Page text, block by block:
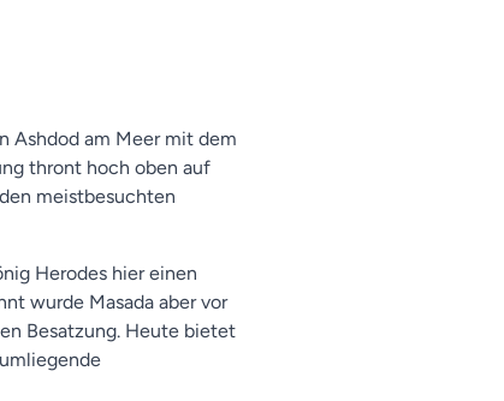
Ashdod am Meer mit dem
thront hoch oben auf
meistbesuchten
Herodes hier einen
wurde Masada aber vor
Besatzung. Heute bietet